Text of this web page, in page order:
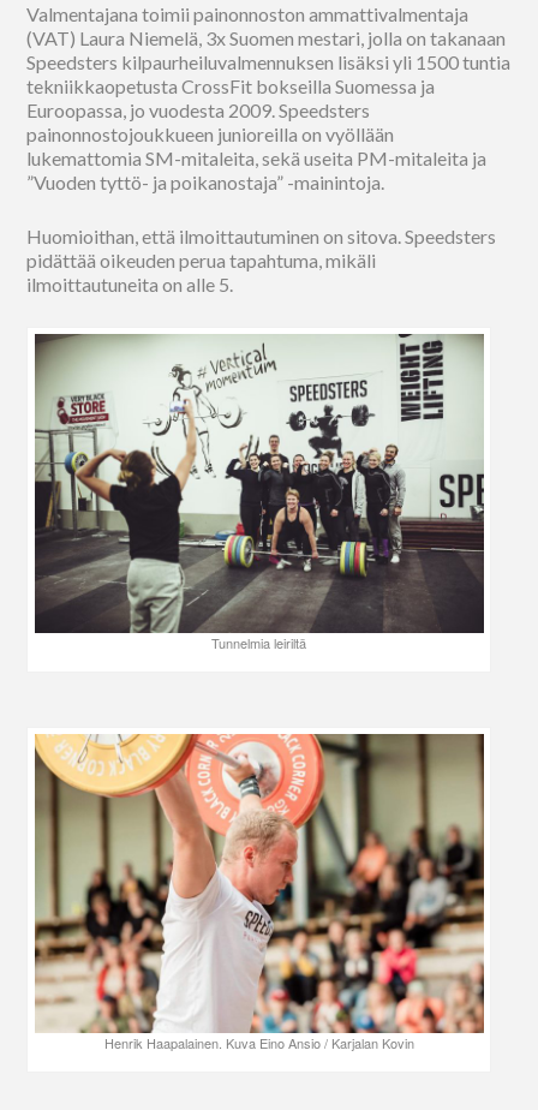
Valmentajana toimii painonnoston ammattivalmentaja
(VAT) Laura Niemelä, 3x Suomen mestari, jolla on takanaan
Speedsters kilpaurheiluvalmennuksen lisäksi yli 1500 tuntia
tekniikkaopetusta CrossFit bokseilla Suomessa ja
Euroopassa, jo vuodesta 2009. Speedsters
painonnostojoukkueen junioreilla on vyöllään
lukemattomia SM-mitaleita, sekä useita PM-mitaleita ja
”Vuoden tyttö- ja poikanostaja” -mainintoja.
Huomioithan, että ilmoittautuminen on sitova. Speedsters
pidättää oikeuden perua tapahtuma, mikäli
ilmoittautuneita on alle 5.
Tunnelmia leiriltä
Henrik Haapalainen. Kuva Eino Ansio / Karjalan Kovin